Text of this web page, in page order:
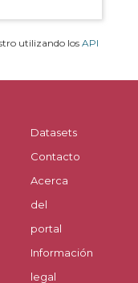
utilizando los API
Datasets
Contacto
Acerca
del
portal
Información
legal